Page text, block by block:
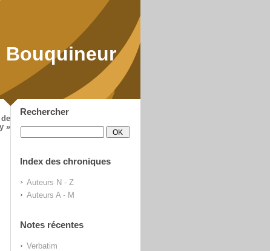
Bouquineur
Rechercher
Index des chroniques
Auteurs N - Z
Auteurs A - M
Notes récentes
Verbatim
»